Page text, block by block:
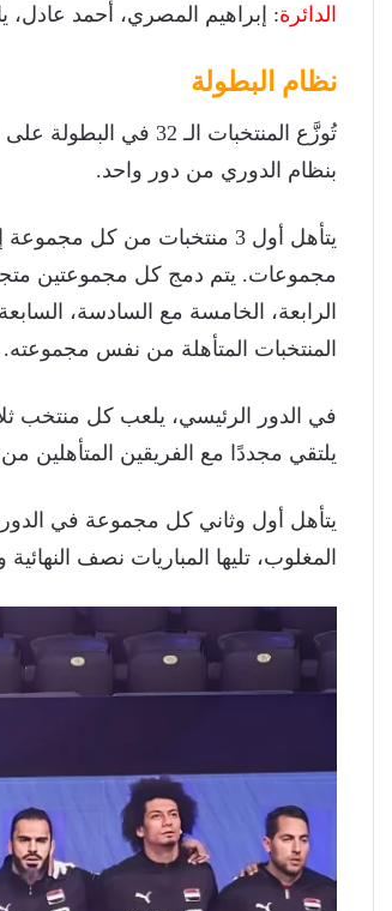
الدائرة: إبراهيم المصري، أحمد
نظام البطولة
بنظام الدوري من دور واحد.
الرابعة، الخامسة مع السادسة،
المنتخبات المتأهلة من نفس مجموعته.
في الدور الرئيسي، يلعب كل منتخب
يلتقي مجددًا مع الفريقين المتأهلين
المغلوب، تليها المباريات نصف النهائية